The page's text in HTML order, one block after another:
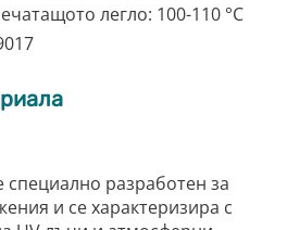
легло: 100-110 °C
специално разработен за
и се характеризира с